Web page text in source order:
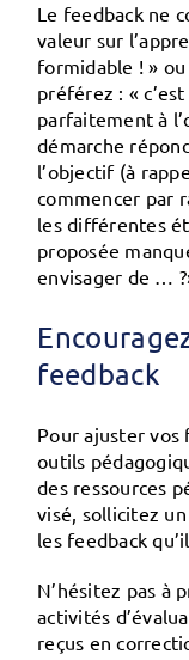
Le feedback ne
valeur sur
formidable ! » ou
préférez : «
parfaitement à
démarche
l’objectif (à
commencer par
les différentes
proposée
envisager de …
feedback
Pour ajuster vos
outils
des ressources
visé, sollicitez
les feedback
N’hésitez pas à
activités
reçus en